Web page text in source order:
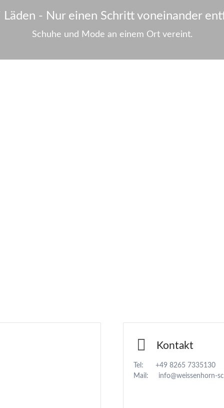
Läden - Nur einen Schritt voneinander
Schuhe und Mode an einem Ort vereint.
Kontakt
Tel: +49 8265 7335130
Mail: info@weissenhorn-